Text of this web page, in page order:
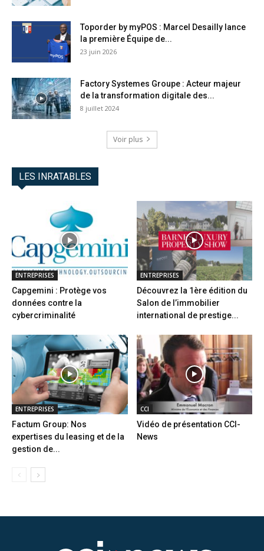
Toporder by myPOS : Marcel Desailly lance
la première Équipe de...
23 juin 2026
Factory Systemes Groupe : Acteur majeur
de la transformation digitale des...
8 juillet 2024
Voir plus
LES INRATABLES
ENTREPRISES
Capgemini : Protège vos
données contre la
cybercriminalité
ENTREPRISES
Découvrez la 1ère édition du
Salon de l’immobilier
international de prestige...
ENTREPRISES
Factum Group: Nos
expertises du leasing et de la
gestion de...
CCI
Vidéo de présentation CCI-
News